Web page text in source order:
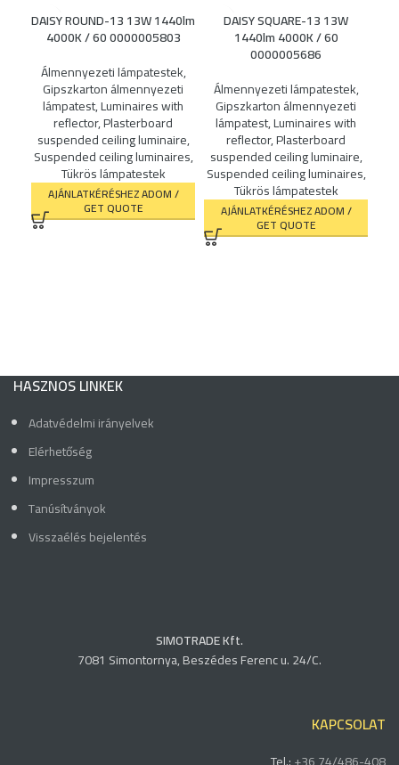
DAISY ROUND-13 13W 1440lm
4000K / 60 0000005803
Álmennyezeti lámpatestek,
Gipszkarton álmennyezeti
lámpatest,Luminaires with
reflector,Plasterboard
suspended ceiling luminaire,
Suspended ceiling luminaires,
Tükrös lámpatestek
AJÁNLATKÉRÉSHEZ ADOM /
GET QUOTE
DAISY SQUARE-13 13W
1440lm 4000K / 60
0000005686
Álmennyezeti lámpatestek,
Gipszkarton álmennyezeti
lámpatest,Luminaires with
reflector,Plasterboard
suspended ceiling luminaire,
Suspended ceiling luminaires,
Tükrös lámpatestek
AJÁNLATKÉRÉSHEZ ADOM /
GET QUOTE
HASZNOS LINKEK
Adatvédelmi irányelvek
Elérhetőség
Impresszum
Tanúsítványok
Visszaélés bejelentés
SIMOTRADE Kft.
7081 Simontornya, Beszédes Ferenc u. 24/C.
KAPCSOLAT